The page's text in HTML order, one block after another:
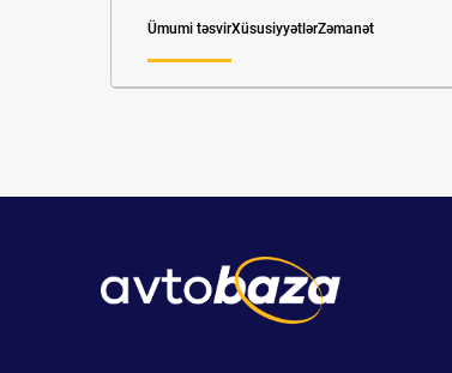
Ümumi təsvirXüsusiyyətlərZəmanət